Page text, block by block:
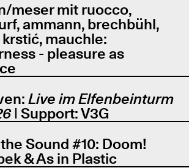
meser mit ruocco,
ammann, brechbühl,
mauchle:
- pleasure as
Live im Elfenbeinturm
| Support: V3G
Sound #10: Doom!
& As in Plastic